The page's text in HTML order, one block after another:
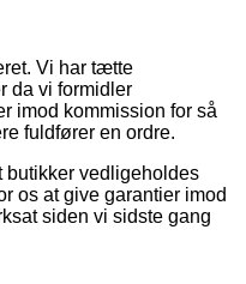
Vi har tætte
da vi formidler
imod kommission for så
fuldfører en ordre.
butikker vedligeholdes
os at give garantier imod
siden vi sidste gang